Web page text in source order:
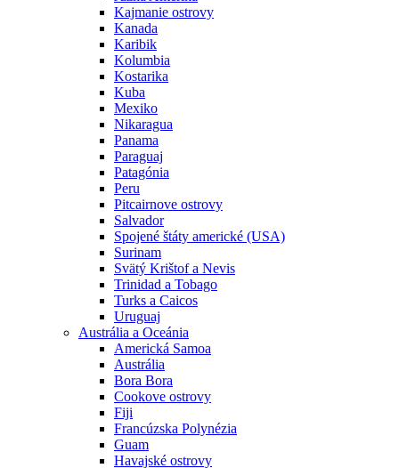
Kajmanie ostrovy
Kanada
Karibik
Kolumbia
Kostarika
Kuba
Mexiko
Nikaragua
Panama
Paraguaj
Patagónia
Peru
Pitcairnove ostrovy
Salvador
Spojené štáty americké (USA)
Surinam
Svätý Krištof a Nevis
Trinidad a Tobago
Turks a Caicos
Uruguaj
Austrália a Oceánia
Americká Samoa
Austrália
Bora Bora
Cookove ostrovy
Fiji
Francúzska Polynézia
Guam
Havajské ostrovy